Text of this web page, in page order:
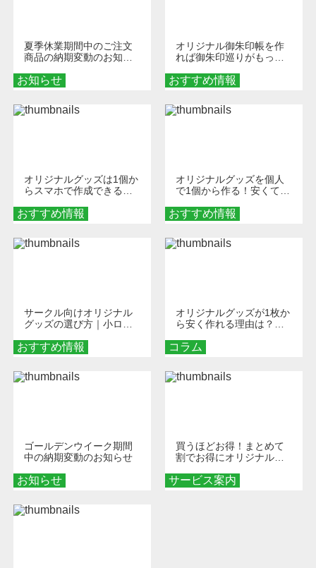
お知らせ
夏季休業期間中のご注文
商品の納期変動のお知ら
おすすめ情報
オリジナル御朱印帳を作
れば御朱印巡りがもっと
ダーメイドする魅力と選
び方
おすすめ情報
オリジナルグッズは1個か
らスマホで作成できる！
くなる巾着＆ポーチ活用
術
おすすめ情報
オリジナルグッズを個人
で1個から作る！安くて簡
秘訣
おすすめ情報
サークル向けオリジナル
グッズの選び方｜小ロッ
める秘訣
コラム
オリジナルグッズが1枚か
ら安く作れる理由は？オ
とメリットを解説
お知らせ
ゴールデンウイーク期間
中の納期変動のお知らせ
サービス案内
買うほどお得！まとめて
割でお得にオリジナルグ